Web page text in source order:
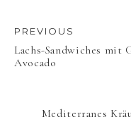
PREVIOUS
Lachs-Sandwiches mit
Avocado
Mediterranes